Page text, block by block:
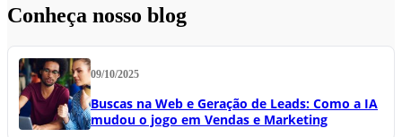
Conheça nosso blog
09/10/2025
Buscas na Web e Geração de Leads: Como a IA
mudou o jogo em Vendas e Marketing